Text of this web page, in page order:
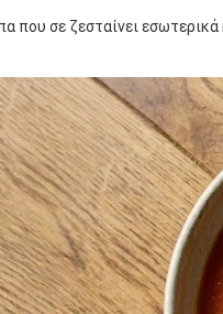
που σε ζεσταίνει